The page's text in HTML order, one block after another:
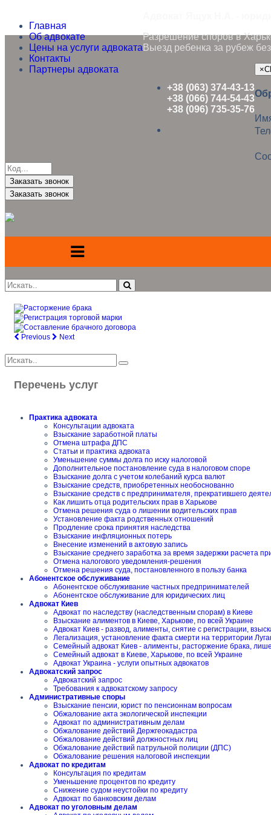
Главная
Об адвокате
Цены на услуги адвоката
Контакты
Партнеры адвоката
Разрешение споров в
Выезд ребенка за рубеж
+38 (063) 374-43-13
+38 (066) 744-54-43
+38 (096) 735-35-76
×
Заказать звонок
Previous Next
Перечень услуг
Практика адвоката
Консультации адвоката
Взыскание заработной платы
Отмена штрафа ДПС
Статьи и практика адвоката
Уменьшение суммы долга по иску налоговой
Дополнительное постановление суда в налоговом споре
Взыскание долга с учетом колебаний курса валют
Взыскание средств, приобретенных необоснованно
Взыскание средств с предпринимателя, прекратившего
Как лишить отца родительских прав в Харькове
Отмена решения суда о лишении водительских прав
Установление факта родственных отношений
Продление срока принятия наследства
Взыскание инфляционных потерь
Внесение изменений в актовую запись
Взыскание среднего заработка за время задержки расчета
Отмена налогового уведомления-решения
Отмена решения суда, постановленного в пользу банка
Абонентское обслуживание
Абонентское обслуживание частных предпринимателей
Абонентское обслуживание для юридических лиц
Адвокат Киев
Адвокат по наследству (наследственным спорам) в Киеве
Взыскание алиментов в Киеве, Харькове, по всей Украине
Адвокат Киев - развод, алименты, снятие с регистрации,
Легализация, установление факта смерти на территории
Семейный адвокат Киев - алименты, расторжение брака,
Семейный адвокат в Киеве, Харькове, по всей Украине
Адвокат Украина - услуги опытных адвокатов
Адвокатский запрос
Адвокатский запрос
Требования к адвокатскому запросу
Административные споры
Взыскание пенсии, юрист по пенсионнам вопросам
Обжалование акта экологической инспекции
Адвокат по административным делам
Обжалование действий Держгеокадастра
Обжалование действий должностных лиц
Обжалование действий патрульной полиции (ДПС)
Обжалование решения налоговой инспекции
Адвокат по кредитам
Консультация по кредитам
Уменьшение процентов по кредиту
Снижение судом неустойки по кредиту
Адвокат по банковским делам
Адвокат по уголовным делам